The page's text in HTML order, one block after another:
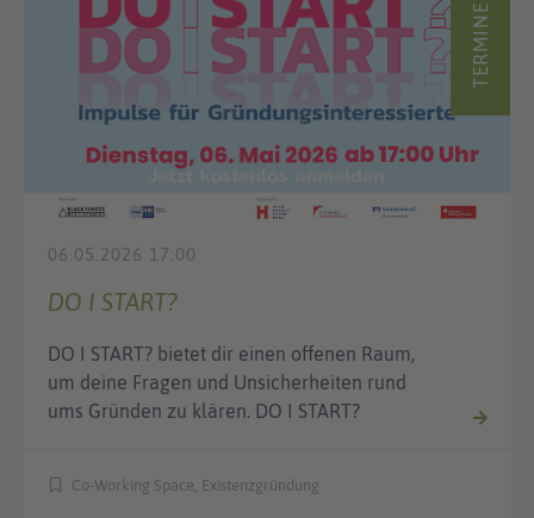
TERMINE
06.05.2026 17:00
DO I START?
DO I START? bietet dir einen offenen Raum,
um deine Fragen und Unsicherheiten rund
ums Gründen zu klären. DO I START?
Co-Working Space, Existenzgründung